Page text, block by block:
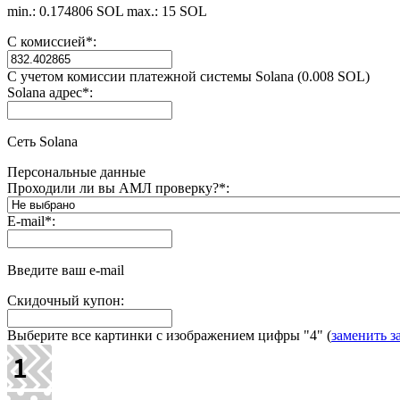
min.: 0.174806 SOL max.: 15 SOL
С комиссией*:
С учетом комиссии платежной системы Solana (0.008 SOL)
Solana адрес*:
Сеть Solana
Персональные данные
Проходили ли вы АМЛ проверку?*:
E-mail*:
Введите ваш e-mail
Скидочный купон:
Выберите все картинки с изображением цифры "4" (заменить